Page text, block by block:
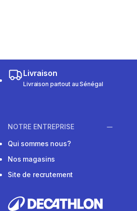
Livraison
Livraison partout au Sénégal
NOTRE ENTREPRISE
Qui sommes nous?
Nos magasins
Site de recrutement